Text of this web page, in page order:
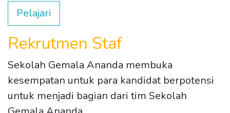
Pelajari
Rekrutmen Staf
Sekolah Gemala Ananda membuka
kesempatan untuk para kandidat berpotensi
untuk menjadi bagian dari tim Sekolah